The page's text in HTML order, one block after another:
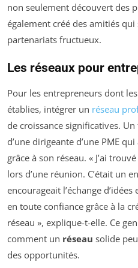
non seulement découvert des
également créé des amitiés
partenariats fructueux.
Les réseaux pour
Pour les entrepreneurs dont
établies, intégrer un réseau
de croissance significatives.
d’une dirigeante d’une PME
grâce à son réseau. « J’ai
lors d’une réunion. C’était un
encourageait l’échange
en toute confiance grâce à la
réseau », explique-t-elle. Ce
comment un réseau solide
des opportunités.